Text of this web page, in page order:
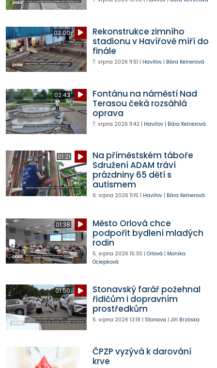
03:00
Rekonstrukce zimního
stadionu v Havířově míří do
finále
7. srpna 2026 11:51 | Havířov| Bára Kelnerová
02:43
Fontánu na náměstí Nad
Terasou čeká rozsáhlá
oprava
7. srpna 2026 11:42| Havířov| Bára Kelnerová
01:21
Na příměstském táboře
Sdružení ADAM tráví
prázdniny 65 dětí s
autismem
6. srpna 2026 11:15 | Havířov| Bára Kelnerová
01:38
Město Orlová chce
podpořit bydlení mladých
rodin
5. srpna 2026 15:30 | Orlová | Monika
Ociepková
01:50
Stonavský farář požehnal
řidičům i dopravním
prostředkům
5. srpna 2026 13:18 | Stonava | Jiří Brzóska
ČPZP vyzývá k darování
krve